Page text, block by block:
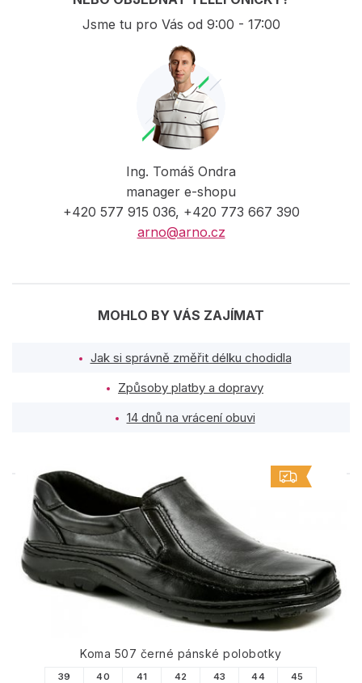
Jsme tu pro Vás od 9:00 - 17:00
Ing. Tomáš Ondra
manager e-shopu
+420 577 915 036, +420 773 667 390
arno@arno.cz
MOHLO BY VÁS ZAJÍMAT
Jak si správně změřit délku chodidla
Způsoby platby a dopravy
14 dnů na vrácení obuvi
PODOBNÉ PRODUKTY
Koma 507 černé pánské polobotky
39 40 41 42 43 44 45